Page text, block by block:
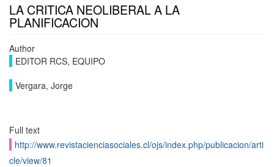
LA CRITICA NEOLIBERAL A LA
PLANIFICACION
Author
EDITOR RCS, EQUIPO
Vergara, Jorge
Full text
http://www.revistacienciasociales.cl/ojs/index.php/publicacion/arti
cle/view/81